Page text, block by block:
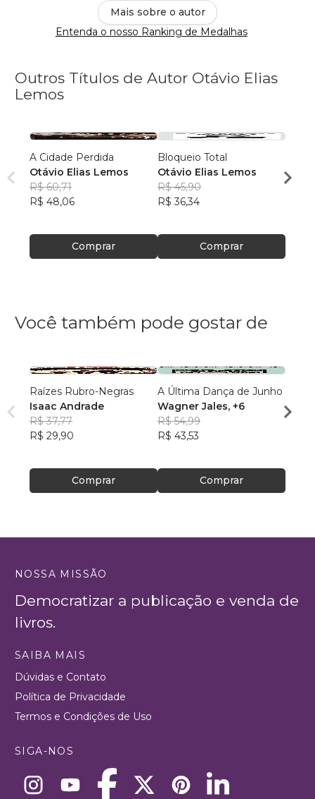
Mais sobre o autor
Entenda o nosso Ranking de Medalhas
Outros Títulos de Autor Otávio Elias
Lemos
A Cidade Perdida
Otávio Elias Lemos
R$ 60,71
R$ 48,06
Comprar
Bloqueio Total
Otávio Elias Lemos
R$ 45,90
R$ 36,34
Comprar
R$
Você também pode gostar de
Raízes Rubro-Negras
Isaac Andrade
R$ 37,77
R$ 29,90
Comprar
A Última Dança de Junho
Wagner Jales, +6
R$ 54,99
R$ 43,53
Comprar
Vivy
NOSSA MISSÃO
Democratizar a publicação e venda de
livros.
SAIBA MAIS
Dúvidas e Contato
Política de Privacidade
Termos e Condições de Uso
SIGA-NOS